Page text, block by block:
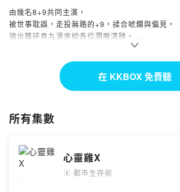
由幾名8+9共同主演，
被世事耽誤，走投無路的+9，揉合唬爛與偏見，
端出雜碎貢丸湯來給各位潤喉清肺。
力求每周三晚間更新。
如遇恩怨情仇or杯觥交錯，則延後更新。
FB/IG 請搜尋「斜槓8+9」or「slash8home9」，
在 KKBOX 免費聽
所有集數
心靈雞X
🄴 都市生存術